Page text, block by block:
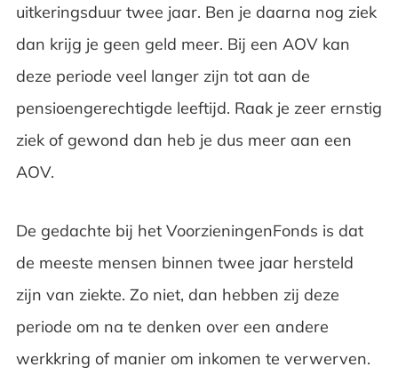
uitkeringsduur twee jaar. Ben je daarna nog ziek
dan krijg je geen geld meer. Bij een AOV kan
deze periode veel langer zijn tot aan de
pensioengerechtigde leeftijd. Raak je zeer ernstig
ziek of gewond dan heb je dus meer aan een
AOV.
De gedachte bij het VoorzieningenFonds is dat
de meeste mensen binnen twee jaar hersteld
zijn van ziekte. Zo niet, dan hebben zij deze
periode om na te denken over een andere
werkkring of manier om inkomen te verwerven.